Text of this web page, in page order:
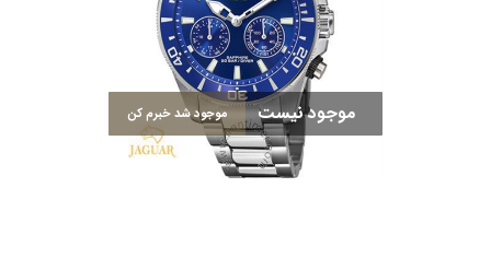
موجود نیست موجود شد خبرم کن